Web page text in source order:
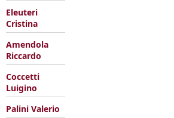
Eleuteri
Cristina
Amendola
Riccardo
Coccetti
Luigino
Palini Valerio